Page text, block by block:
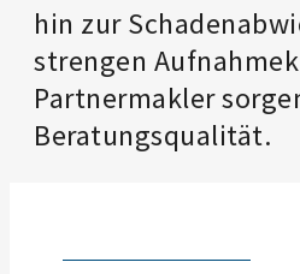
hin zur
strengen
Partnermakler
Beratungsqualität.